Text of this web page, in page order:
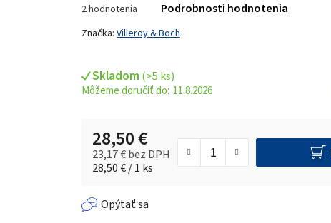
hodnotenie
produktu
z 5
hviezdičiek.
2 hodnotenia Podrobnosti hodnotenia
Značka: Villeroy & Boch
Skladom (>5 ks)
11.8.2026
28,50 €
23,17 € bez DPH
Jednotková cena:
28,50 € / 1 ks
Opýtať sa